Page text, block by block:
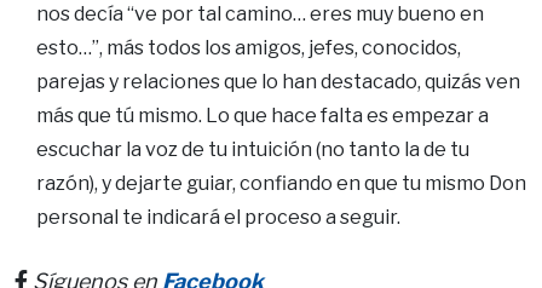
nos decía “ve por tal camino… eres muy bueno en
esto…”, más todos los amigos, jefes, conocidos,
parejas y relaciones que lo han destacado, quizás ven
más que tú mismo. Lo que hace falta es empezar a
escuchar la voz de tu intuición (no tanto la de tu
razón), y dejarte guiar, confiando en que tu mismo Don
personal te indicará el proceso a seguir.
Síguenos en Facebook